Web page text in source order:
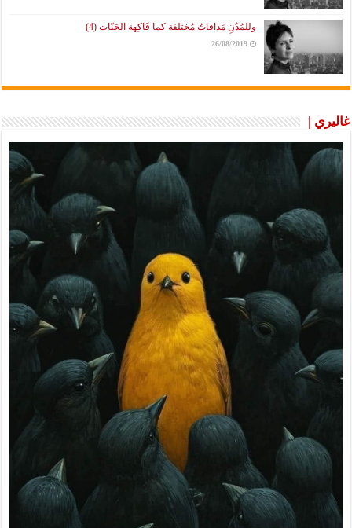
وللمُدُنِ مَذاقاتٌ مُختلفة كما فَاكِهة الجَنّات (4)
26/08/2019
غاليري |